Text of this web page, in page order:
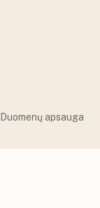
Duomenų apsauga